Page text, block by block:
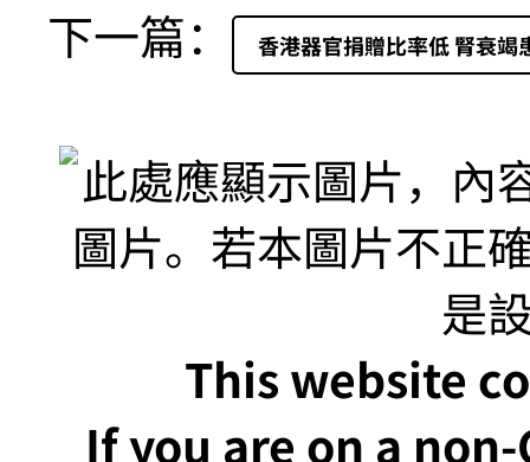
下一篇： 香港器官捐贈比率低 腎衰竭
This website
If you are on a